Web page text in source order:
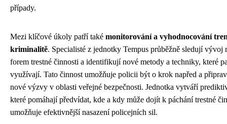
případy.
Mezi klíčové úkoly patří také monitorování a vyhodnocování
kriminalitě. Specialisté z jednotky Tempus průběžně sledují vývoj
forem trestné činnosti a identifikují nové metody a techniky, které
využívají. Tato činnost umožňuje policii být o krok napřed a
nové výzvy v oblasti veřejné bezpečnosti. Jednotka vytváří
které pomáhají předvídat, kde a kdy může dojít k páchání trestné
umožňuje efektivnější nasazení policejních sil.